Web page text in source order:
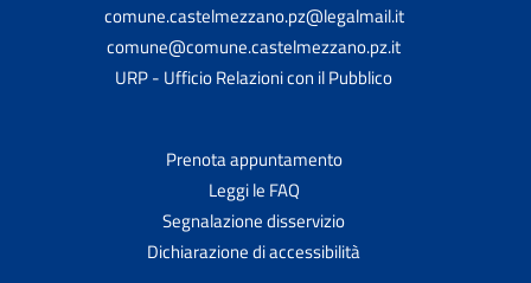
comune.castelmezzano.pz@legalmail.it
comune@comune.castelmezzano.pz.it
URP - Ufficio Relazioni con il Pubblico
Prenota appuntamento
Leggi le FAQ
Segnalazione disservizio
Dichiarazione di accessibilità